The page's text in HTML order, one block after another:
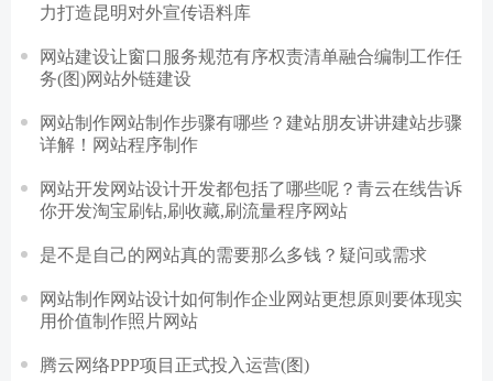
力打造昆明对外宣传语料库
网站建设让窗口服务规范有序权责清单融合编制工作任
务(图)网站外链建设
网站制作网站制作步骤有哪些？建站朋友讲讲建站步骤
详解！网站程序制作
网站开发网站设计开发都包括了哪些呢？青云在线告诉
你开发淘宝刷钻,刷收藏,刷流量程序网站
是不是自己的网站真的需要那么多钱？疑问或需求
网站制作网站设计如何制作企业网站更想原则要体现实
用价值制作照片网站
腾云网络PPP项目正式投入运营(图)